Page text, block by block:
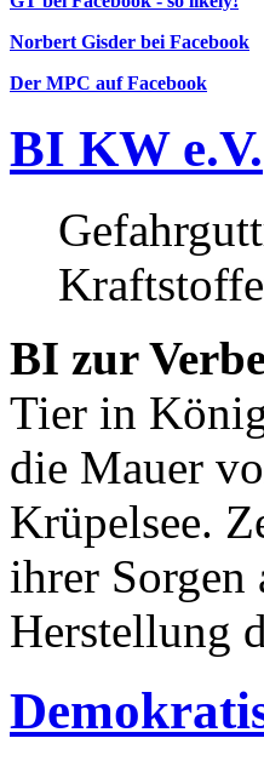
Norbert Gisder bei Facebook
Der MPC auf Facebook
BI KW e.V.
BI zur
Tier in
die Mauer
Krüpelsee.
ihrer
Herstellung